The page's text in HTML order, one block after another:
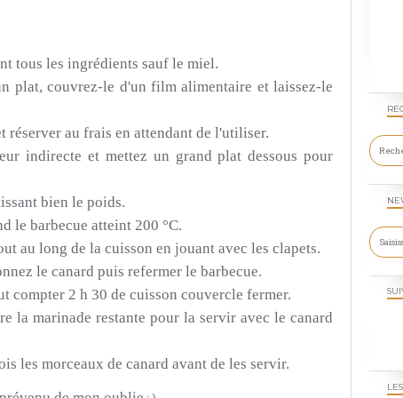
tous les ingrédients sauf le miel.
plat, couvrez-le d'un film alimentaire et laissez-le
réserver au frais en attendant de l'utiliser.
indirecte et mettez un grand plat dessous pour
bien le poids.
le barbecue atteint 200 °C.
au long de la cuisson en jouant avec les clapets.
le canard puis refermer le barbecue.
compter 2 h 30 de cuisson couvercle fermer.
la marinade restante pour la servir avec le canard
les morceaux de canard avant de les servir.